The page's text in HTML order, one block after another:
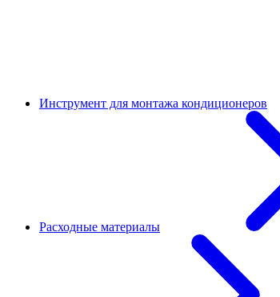
Инструмент для монтажа кондиционеров
Расходные материалы